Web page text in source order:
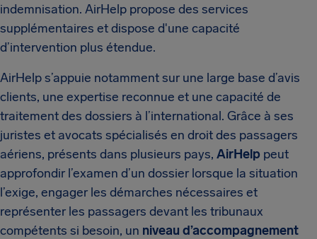
indemnisation. AirHelp propose des services
supplémentaires et dispose d'une capacité
d’intervention plus étendue.
AirHelp s’appuie notamment sur une large base d’avis
clients, une expertise reconnue et une capacité de
traitement des dossiers à l’international. Grâce à ses
juristes et avocats spécialisés en droit des passagers
aériens, présents dans plusieurs pays, AirHelp peut
approfondir l’examen d’un dossier lorsque la situation
l’exige, engager les démarches nécessaires et
représenter les passagers devant les tribunaux
compétents si besoin, un niveau d’accompagnement